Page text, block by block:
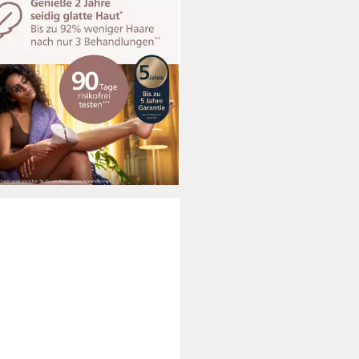
Philips Lumea
9900 BRP959/00, 450.000
4 Aufsätze (Achseln,
Körper, Gesicht), 3 SkinAI
(58)
€ UVP799,99 €
Dienstag
- in 3-5 Werktagen bei dir